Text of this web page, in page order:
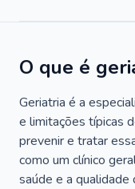
O que é
Geriatria é a
e limitações típicas
prevenir e tratar
como um clínico
saúde e a